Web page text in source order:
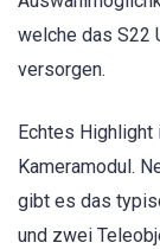
welche das S22
versorgen.
Echtes Highlight
Kameramodul.
gibt es das
und zwei